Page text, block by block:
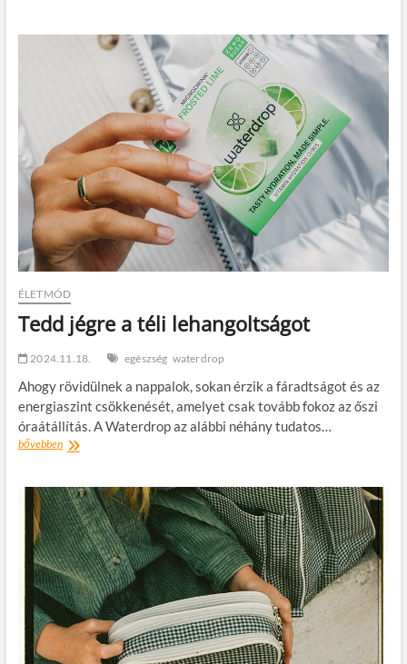
mindennap
ÉLETMÓD
Tedd jégre a téli lehangoltságot
2024.11.18. egészség waterdrop
Ahogy rövidülnek a nappalok, sokan érzik a fáradtságot és az
energiaszint csökkenését, amelyet csak tovább fokoz az őszi
óraátállítás. A Waterdrop az alábbi néhány tudatos…
bővebbenTedd
téli
lehangoltságot